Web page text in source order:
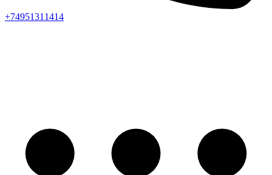
+74951311414